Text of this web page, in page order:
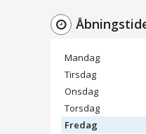
Mandag
Tirsdag
Onsdag
Torsdag
Fredag